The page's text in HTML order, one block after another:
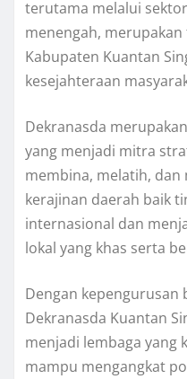
terutama melalui
menengah,
Kabupaten Kuantan
kesejahteraan
Dekranasda
yang menjadi mitra
membina, melatih,
kerajinan daerah baik
internasional dan
lokal yang khas serta
Dengan kepengurusan
Dekranasda Kuantan
menjadi lembaga yang
mampu mengangkat